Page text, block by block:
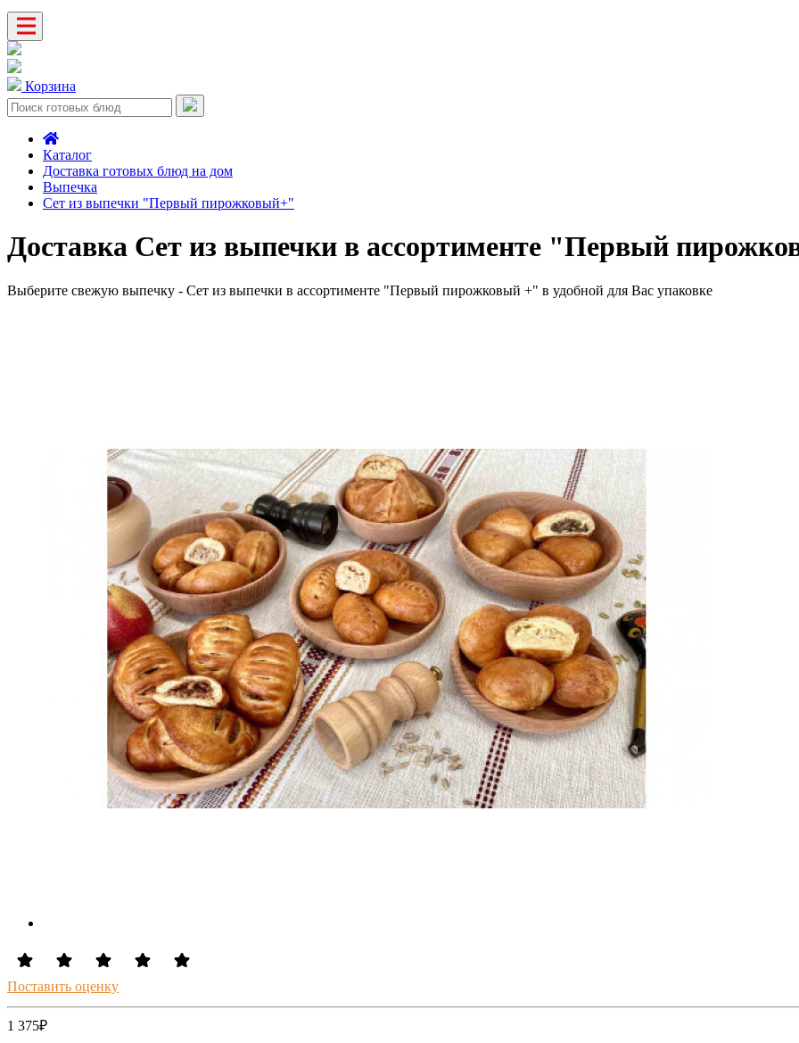
Корзина
Каталог
Доставка готовых блюд на дом
Выпечка
Сет из выпечки "Первый пирожковый+"
Доставка Сет из выпечки в ассортименте "Первый
Выберите свежую выпечку - Сет из выпечки в ассортименте "Первый пирожковый +" в удобной для Вас упаковке
Поставить оценку
1 375₽